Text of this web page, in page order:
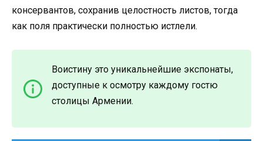
консервантов, сохранив целостность листов, тогда
как поля практически полностью истлели.
Воистину это уникальнейшие экспонаты,
доступные к осмотру каждому гостю
столицы Армении.